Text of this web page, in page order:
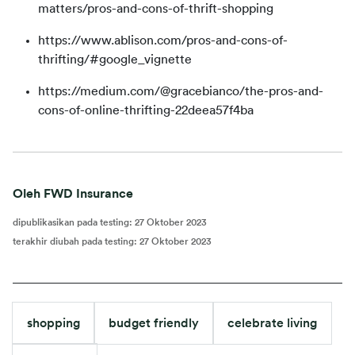
matters/pros-and-cons-of-thrift-shopping
https://www.ablison.com/pros-and-cons-of-
thrifting/#google_vignette
https://medium.com/@gracebianco/the-pros-and-
cons-of-online-thrifting-22deea57f4ba
Oleh FWD Insurance
dipublikasikan pada testing: 27 Oktober 2023
terakhir diubah pada testing: 27 Oktober 2023
shopping budget friendly celebrate living